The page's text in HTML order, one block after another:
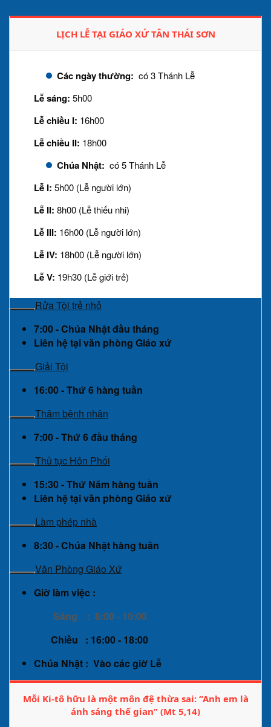
LỊCH LỄ TẠI GIÁO XỨ TÂN THÁI SƠN
Các ngày thường: có 3 Thánh Lễ
Lễ sáng: 5h00
Lễ chiều I: 16h00
Lễ chiều II: 18h00
Chúa Nhật: có 5 Thánh Lễ
Lễ I: 5h00 (Lễ người lớn)
Lễ II: 8h00 (Lễ thiếu nhi)
Lễ III: 16h00 (Lễ người lớn)
Lễ IV: 18h00 (Lễ người lớn)
Lễ V: 19h30 (Lễ giới trẻ)
Rửa Tội trẻ nhỏ
7:00 - Chúa Nhật đầu tháng
Liên hệ tại văn phòng Giáo xứ
Giải Tội
16:00 - Thứ 6 hàng tuần
Thăm bệnh nhân
7:00 - Thứ 6 đầu tháng
Thủ tục Hôn Phối
15:30 - Thứ Năm hàng tuần
Liên hệ tại văn phòng Giáo xứ
Làm phép nhà
8:30 - Chúa Nhật hàng tuần
Văn Phòng Giáo Xứ
Giờ làm việc :
Sáng : 8:00 - 10:00
Chiều : 16:00 - 18:00
Chúa Nhật : Vào các giờ Lễ
Mỗi Ki-tô hữu là một môn đệ thừa sai: “Anh em là
ánh sáng thế gian” (Mt 5,14)